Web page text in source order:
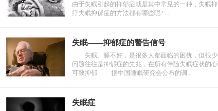
由于失眠引起的抑郁症就是其中常见的一种，失眠
疗失眠抑郁症的方法都有哪些呢? ...
失眠——抑郁症的警告信号
失眠、睡不好，是很多人都面临的困扰，但很少
问题往往是抑郁症的先兆，在所有伴随失眠症状
可致抑郁 据中国睡眠研究会公布的调...
失眠症